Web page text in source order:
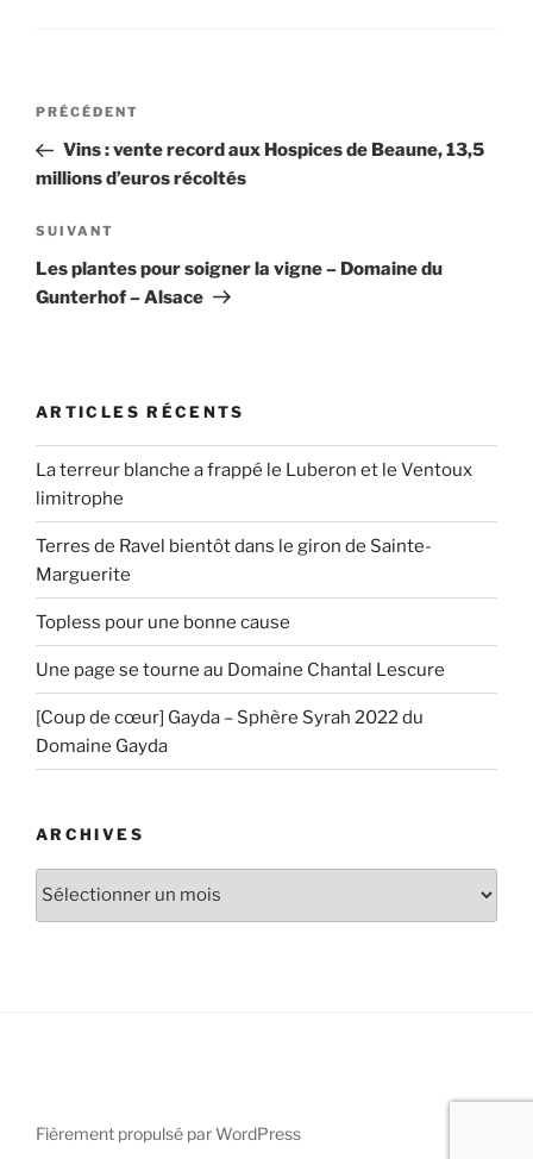
Navigation
l’article
Article
précédent
PRÉCÉDENT
Vins : vente record aux Hospices de Beaune, 13,5
millions d’euros récoltés
Article
suivant
SUIVANT
Les plantes pour soigner la vigne – Domaine du
Gunterhof – Alsace
ARTICLES RÉCENTS
La terreur blanche a frappé le Luberon et le Ventoux
limitrophe
Terres de Ravel bientôt dans le giron de Sainte-
Marguerite
Topless pour une bonne cause
Une page se tourne au Domaine Chantal Lescure
[Coup de cœur] Gayda – Sphère Syrah 2022 du
Domaine Gayda
ARCHIVES
Archives
Fièrement propulsé par WordPress